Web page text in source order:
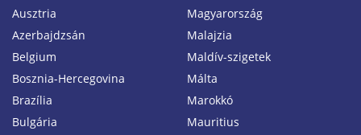
Ausztria
Azerbajdzsán
Belgium
Bosznia-Hercegovina
Brazília
Bulgária
Magyarország
Malajzia
Maldív-szigetek
Málta
Marokkó
Mauritius